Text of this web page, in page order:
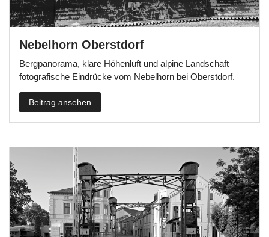
Nebelhorn Oberstdorf
Bergpanorama, klare Höhenluft und alpine Landschaft –
fotografische Eindrücke vom Nebelhorn bei Oberstdorf.
Beitrag ansehen